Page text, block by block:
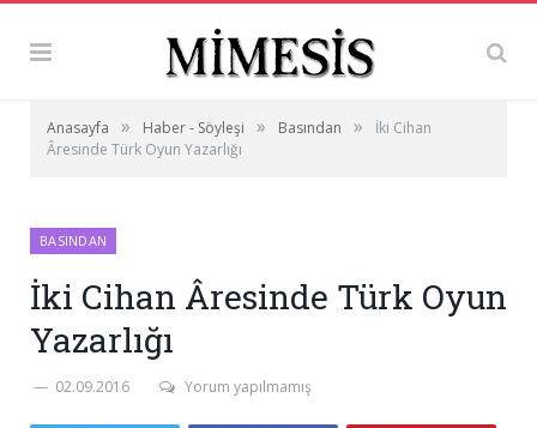
Anasayfa » Haber - Söyleşi » Basından »
İki Cihan
Âresinde Türk Oyun Yazarlığı
BASINDAN
İki Cihan Âresinde Türk Oyun
Yazarlığı
02.09.2016 Yorum yapılmamış